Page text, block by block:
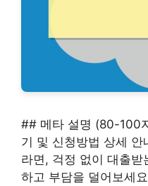
## 메타 설명 (80-100
기 및 신청방법 상세 안
라면, 걱정 없이 대출받
하고 부담을 덜어보세